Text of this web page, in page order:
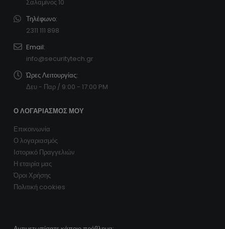
Σαλαμίνος 10
Τηλέφωνο:
2311 111 898
Email:
info@securitytech.gr
Ώρες Λειτουργίας:
Δευ - Παρ / 9:00 - 17:00 PM
Ο ΛΟΓΑΡΙΑΣΜΌΣ ΜΟΥ
Επικοινωνία
Ο λογαριασμός
Ιστορικό Πραγγελιών
Η εταιρία μας
Όροι Χρήσης
Πολιτική cookies